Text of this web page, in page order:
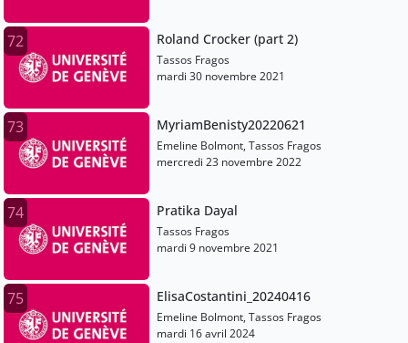
72 Roland Crocker (part 2)
Tassos Fragos
mardi 30 novembre 2021
73 MyriamBenisty20220621
Emeline Bolmont, Tassos Fragos
mercredi 23 novembre 2022
74 Pratika Dayal
Tassos Fragos
mardi 9 novembre 2021
75 ElisaCostantini_20240416
Emeline Bolmont, Tassos Fragos
mardi 16 avril 2024